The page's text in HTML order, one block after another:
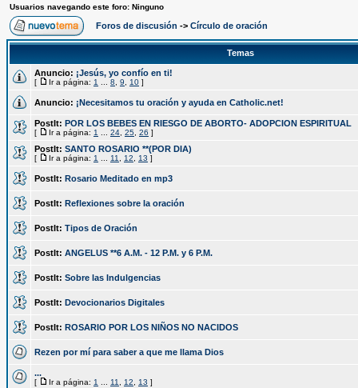
Usuarios navegando este foro: Ninguno
Foros de discusión -> Círculo de oración
Temas
Anuncio: ¡Jesús, yo confío en ti!
[ Ir a página: 1 8 9 10 ]
Anuncio: ¡Necesitamos tu oración y ayuda en Catholic.net!
PostIt: POR LOS BEBES EN RIESGO DE ABORTO- ADOPCION ESPIRITUAL
[ Ir a página: 1 24 25 26 ]
PostIt: SANTO ROSARIO **(POR DIA)
[ Ir a página: 1 11 12 13 ]
PostIt: Rosario Meditado en mp3
PostIt: Reflexiones sobre la oración
PostIt: Tipos de Oración
PostIt: ANGELUS **6 A.M. - 12 P.M. y 6 P.M.
PostIt: Sobre las Indulgencias
PostIt: Devocionarios Digitales
PostIt: ROSARIO POR LOS NIÑOS NO NACIDOS
Rezen por mí para saber a que me llama Dios
...
[ Ir a página: 1 11 12 13 ]